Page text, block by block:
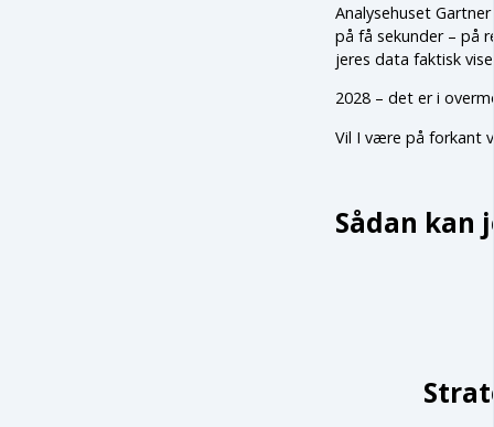
Analysehuset
på få sekunder – på
jeres data faktisk
2028 – det er i
Vil I være på forkant
Sådan kan